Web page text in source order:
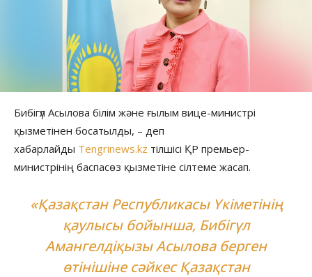
Бибігүл Асылова білім және ғылым вице-министрі
қызметінен босатылды, – деп
хабарлайды Tengrinews.kz тілшісі ҚР премьер-
министрінің баспасөз қызметіне сілтеме жасап.
«​​Қазақстан Республикасы Үкіметінің
қаулысы бойынша, Бибігүл
Амангелдіқызы Асылова берген
өтінішіне сәйкес Қазақстан